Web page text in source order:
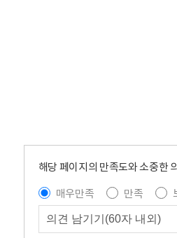
해당 페이지의 만족도와 소중한
매우만족
만족